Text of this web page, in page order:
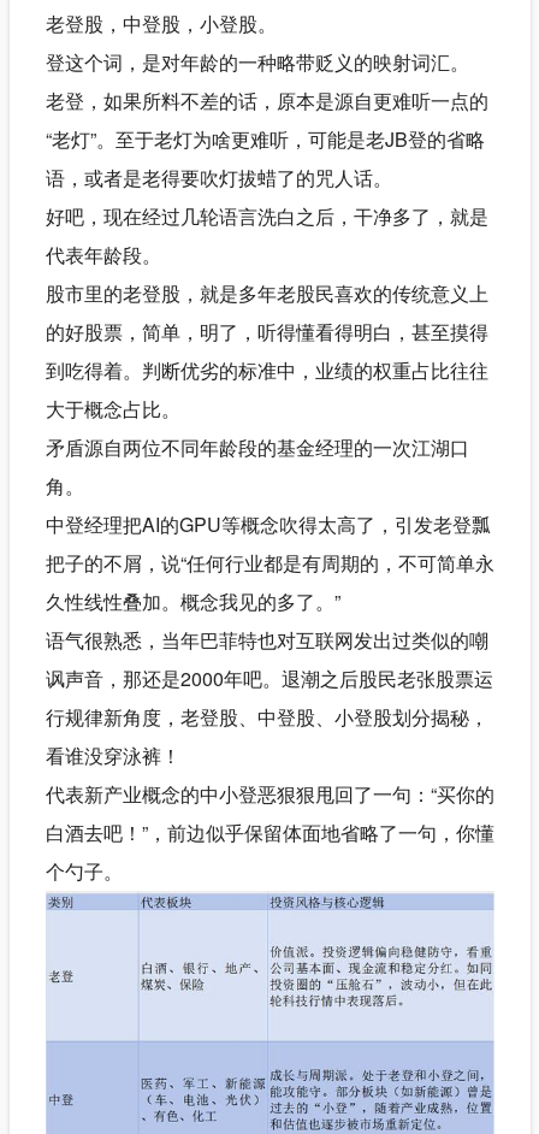
老登股，中登股，小登股。
登这个词，是对年龄的一种略带贬义的映射词汇。
老登，如果所料不差的话，原本是源自更难听一点的
“老灯”。至于老灯为啥更难听，可能是老JB登的省略
语，或者是老得要吹灯拔蜡了的咒人话。
好吧，现在经过几轮语言洗白之后，干净多了，就是
代表年龄段。
股市里的老登股，就是多年老股民喜欢的传统意义上
的好股票，简单，明了，听得懂看得明白，甚至摸得
到吃得着。判断优劣的标准中，业绩的权重占比往往
大于概念占比。
矛盾源自两位不同年龄段的基金经理的一次江湖口
角。
中登经理把AI的GPU等概念吹得太高了，引发老登瓢
把子的不屑，说“任何行业都是有周期的，不可简单永
久性线性叠加。概念我见的多了。”
语气很熟悉，当年巴菲特也对互联网发出过类似的嘲
讽声音，那还是2000年吧。退潮之后股民老张股票运
行规律新角度，老登股、中登股、小登股划分揭秘，
看谁没穿泳裤！
代表新产业概念的中小登恶狠狠甩回了一句：“买你的
白酒去吧！”，前边似乎保留体面地省略了一句，你懂
个勺子。